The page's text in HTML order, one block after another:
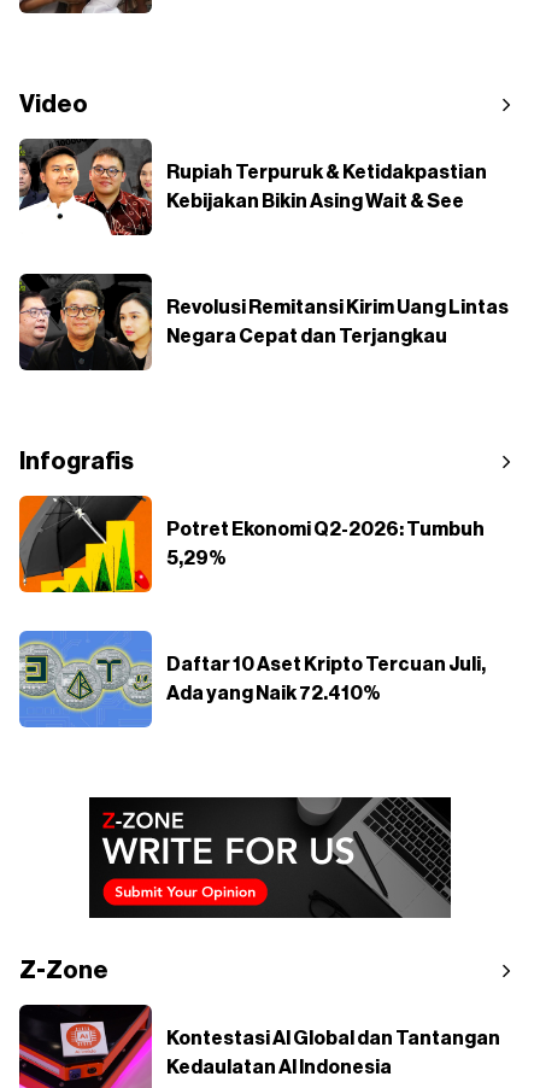
Video
Rupiah Terpuruk & Ketidakpastian
Kebijakan Bikin Asing Wait & See
Revolusi Remitansi Kirim Uang Lintas
Negara Cepat dan Terjangkau
Infografis
Potret Ekonomi Q2-2026: Tumbuh
5,29%
Daftar 10 Aset Kripto Tercuan Juli,
Ada yang Naik 72.410%
Z-Zone
Kontestasi AI Global dan Tantangan
Kedaulatan AI Indonesia